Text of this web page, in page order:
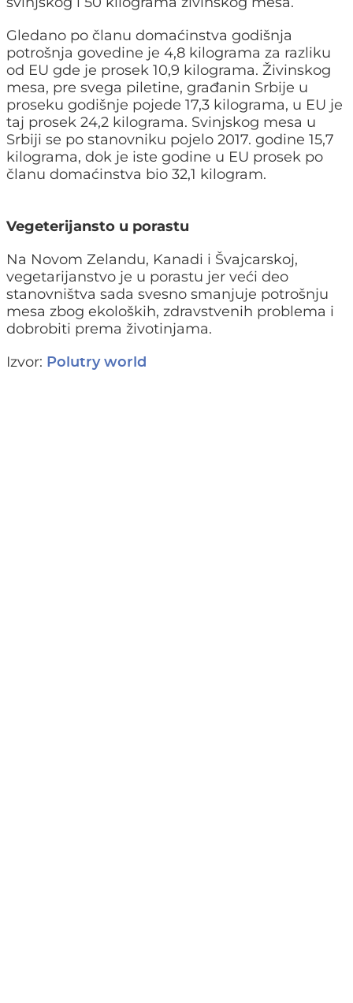
Gledano po članu domaćinstva godišnja
potrošnja govedine je 4,8 kilograma za razliku
od EU gde je prosek 10,9 kilograma. Živinskog
mesa, pre svega piletine, građanin Srbije u
proseku godišnje pojede 17,3 kilograma, u EU je
taj prosek 24,2 kilograma. Svinjskog mesa u
Srbiji se po stanovniku pojelo 2017. godine 15,7
kilograma, dok je iste godine u EU prosek po
članu domaćinstva bio 32,1 kilogram.
Vegeterijansto u porastu
Na Novom Zelandu, Kanadi i Švajcarskoj,
vegetarijanstvo je u porastu jer veći deo
stanovništva sada svesno smanjuje potrošnju
mesa zbog ekoloških, zdravstvenih problema i
dobrobiti prema životinjama.
Izvor: Polutry world